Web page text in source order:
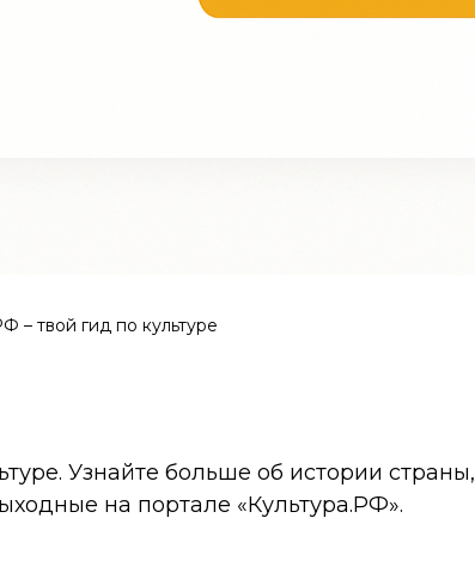
твой гид по культуре
Узнайте больше об истории страны,
на портале «Культура.РФ».